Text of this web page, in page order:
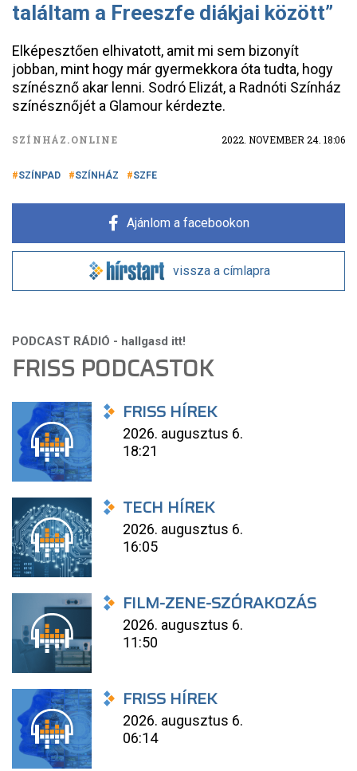
találtam a Freeszfe diákjai között”
Elképesztően elhivatott, amit mi sem bizonyít
jobban, mint hogy már gyermekkora óta tudta, hogy
színésznő akar lenni. Sodró Elizát, a Radnóti Színház
színésznőjét a Glamour kérdezte.
SZÍNHÁZ.ONLINE 2022. NOVEMBER 24. 18:06
SZÍNPAD SZÍNHÁZ SZFE
Ajánlom a facebookon
vissza a címlapra
FRISS PODCASTOK
FRISS HÍREK
2026. augusztus 6.
18:21
TECH HÍREK
2026. augusztus 6.
16:05
FILM-ZENE-SZÓRAKOZÁS
2026. augusztus 6.
11:50
FRISS HÍREK
2026. augusztus 6.
06:14